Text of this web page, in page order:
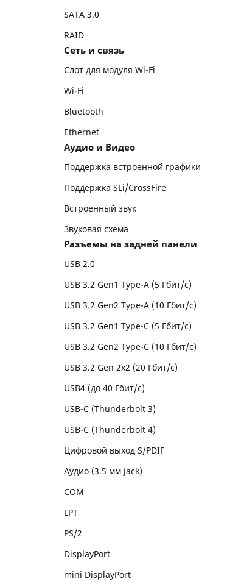
SATA 3.0
RAID
Сеть и связь
Слот для модуля Wi-Fi
Wi-Fi
Bluetooth
Ethernet
Аудио и Видео
Поддержка встроенной графики
Поддержка SLi/CrossFire
Встроенный звук
Звуковая схема
Разъемы на задней панели
USB 2.0
USB 3.2 Gen1 Type-A (5 Гбит/с)
USB 3.2 Gen2 Type-A (10 Гбит/с)
USB 3.2 Gen1 Type-C (5 Гбит/с)
USB 3.2 Gen2 Type-C (10 Гбит/с)
USB 3.2 Gen 2x2 (20 Гбит/с)
USB4 (до 40 Гбит/с)
USB-C (Thunderbolt 3)
USB-C (Thunderbolt 4)
Цифровой выход S/PDIF
Аудио (3.5 мм jack)
COM
LPT
PS/2
DisplayPort
mini DisplayPort